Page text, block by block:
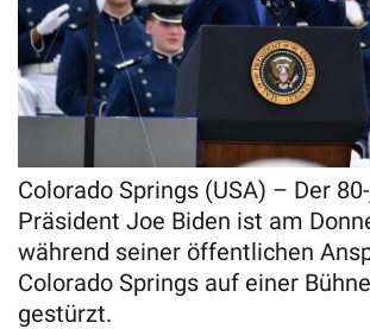
Colorado Springs (USA) – Der
Präsident Joe Biden ist am
während seiner öffentlichen
Colorado Springs auf einer
gestürzt.